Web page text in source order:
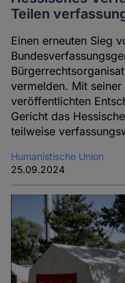
Teilen
Einen erneuten Sieg
vermelden. Mit
veröffentlichten
Gericht das
teilweise
Humanistische Union
25.09.2024